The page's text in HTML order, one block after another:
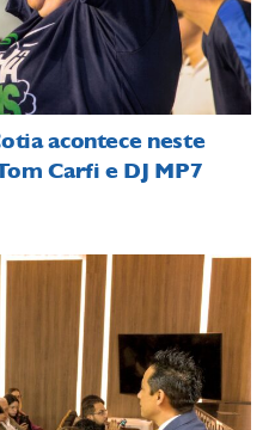
acontece neste
Carfi e DJ MP7